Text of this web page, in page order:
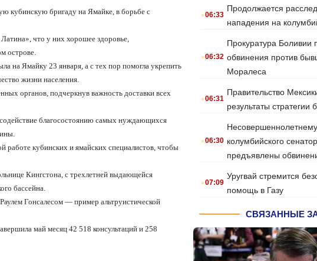
кубинскую бригаду на Ямайке, в борьбе с
что у них хорошее здоровье,
острове.
на Ямайку 23 января, а с тех пор помогла укрепить
жизни населения.
органов, подчеркнув важность доставки всех
благосостоянию самых нуждающихся
работе кубинских и ямайских специалистов, чтобы
Кингстона, с трехлетней выдающейся
бассейна.
Гонсалесом — пример альтруистической
май месяц 42 518 консультаций и 258
.06:33
Продолжается
нападения на
.06:32
Прокуратура Боливии
обвинения против
Моралеса
.06:31
Правительство
результаты стратегии
.06:30 колумбийского
предъявлены
.07:09
Уругвай стремится
помощь в Газу
СВЯЗАННЫЕ